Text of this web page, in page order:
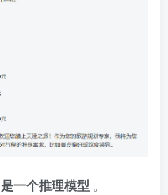
是一个推理模型 。